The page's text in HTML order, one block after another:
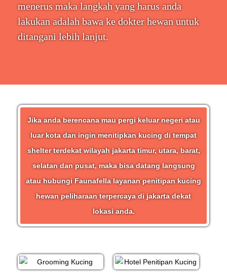
menerus maka langkah yang harus anda
lakukan adalah bawa ke dokter hewan untuk
ditangani lebih lanjut.
Jika anda berencana mau pergi keluar negeri atau
luar kota dan ingin menitipkan kucing di tempat
shelter terdekat wilayah jakarta timur, utara, barat,
selatan dan pusat, maka bisa datang langsung
atau hubungi Faunafella layanan penitipan kucing
hewan peliharaan terpercaya di jakarta dekat
lokasi anda.